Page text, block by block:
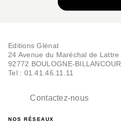
Editions Glénat
24 Avenue du Maréchal de
92772 BOULOGNE-
Tel : 01.41.46.11.11
Contactez-nous
NOS RÉSEAUX